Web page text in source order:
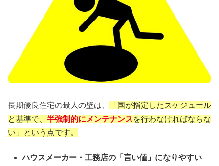
長期優良住宅の最大の壁は、
「国が指定したスケジュール
と基準で、 半強制的にメンテナンスを行わなければならな
い」という点です。
ハウスメーカー・工務店の「言い値」になりやすい